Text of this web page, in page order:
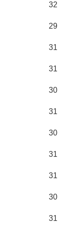
32
29
31
31
30
31
30
31
31
30
31